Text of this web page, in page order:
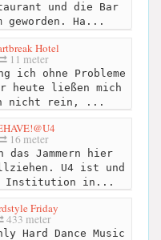
und die Bar
geworden. Ha...
Hotel
11 meter
ich ohne Probleme
heute ließen mich
nicht rein, ...
16 meter
Jammern hier
U4 ist und
Institution in...
Friday
433 meter
Hard Dance Music